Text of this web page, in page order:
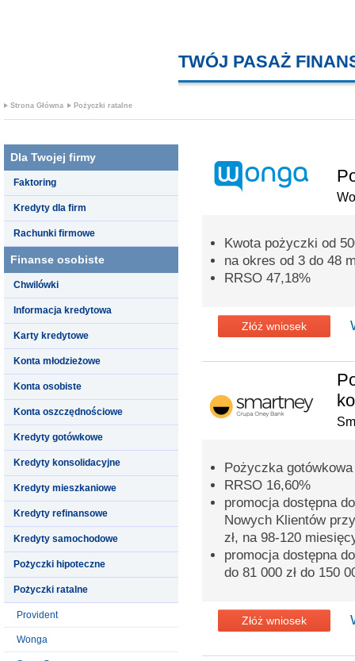
TWÓJ PASAŻ
Strona Główna Pożyczki ratalne
Dla Twojej firmy
Faktoring
Kredyty dla firm
Rachunki firmowe
Finanse osobiste
Chwilówki
Informacja kredytowa
Karty kredytowe
Konta młodzieżowe
Konta osobiste
Konta oszczędnościowe
Kredyty gotówkowe
Kredyty konsolidacyjne
Kredyty mieszkaniowe
Kredyty refinansowe
Kredyty samochodowe
Pożyczki hipoteczne
Pożyczki ratalne
Provident
Wonga
Kwota pożyczki od
na okres od 3 do 48
RRSO 47,18%
Złóż wniosek
Pożyczka
RRSO 16,60%
promocja dostępna
Nowych Klientów
zł, na 98-120
promocja dostępna
do 81 000 zł do 150
Złóż wniosek